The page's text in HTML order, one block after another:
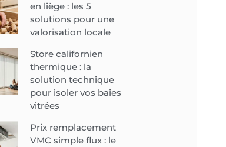
en liège : les 5
solutions pour une
valorisation locale
Store californien
thermique : la
solution technique
pour isoler vos baies
vitrées
Prix remplacement
VMC simple flux : le